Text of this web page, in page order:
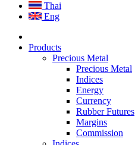
Thai
Eng
Products
Precious Metal
Precious Metal
Indices
Energy
Currency
Rubber Futures
Margins
Commission